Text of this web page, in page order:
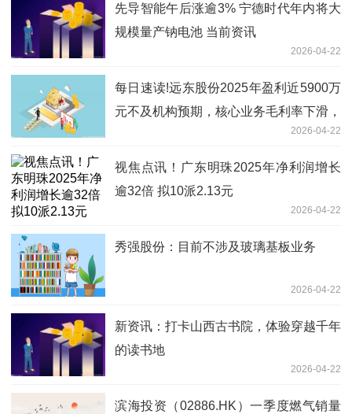
先导智能午后涨逾3% 宁德时代年内将大
规模量产钠电池 当前资讯
2026-04-22
每日速读!远东股份2025年盈利近5900万
元不及机构预期，核心业务毛利率下滑，
应收账款坏账计提被列为关键审计事项
2026-04-22
视焦点讯！广东明珠2025年净利润增长
逾32倍 拟10派2.13元
2026-04-22
秀强股份：目前不涉及玻璃基板业务
2026-04-22
新资讯：打卡山西古书院，体验穿越千年
的读书地
2026-04-22
滨海投资（02886.HK）一季度燃气销量